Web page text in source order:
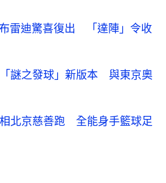
雷迪驚喜復出 「達陣」令收
謎之發球」新版本 與東京奧
北京慈善跑 全能身手籃球足